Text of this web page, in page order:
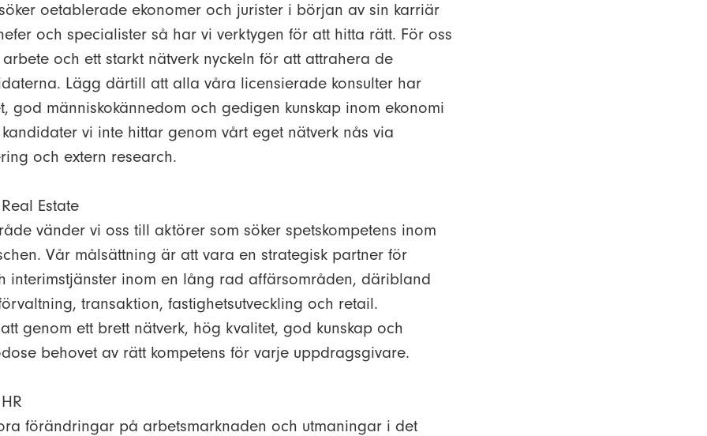
oetablerade ekonomer och jurister i början av sin karriär
och specialister så har vi verktygen för att hitta rätt. För oss
och ett starkt nätverk nyckeln för att attrahera de
Lägg därtill att alla våra licensierade konsulter har
god människokännedom och gedigen kunskap inom ekonomi
vi inte hittar genom vårt eget nätverk nås via
och extern research.
Estate
vänder vi oss till aktörer som söker spetskompetens inom
Vår målsättning är att vara en strategisk partner för
interimstjänster inom en lång rad affärsområden, däribland
transaktion, fastighetsutveckling och retail.
genom ett brett nätverk, hög kvalitet, god kunskap och
behovet av rätt kompetens för varje uppdragsgivare.
förändringar på arbetsmarknaden och utmaningar i det